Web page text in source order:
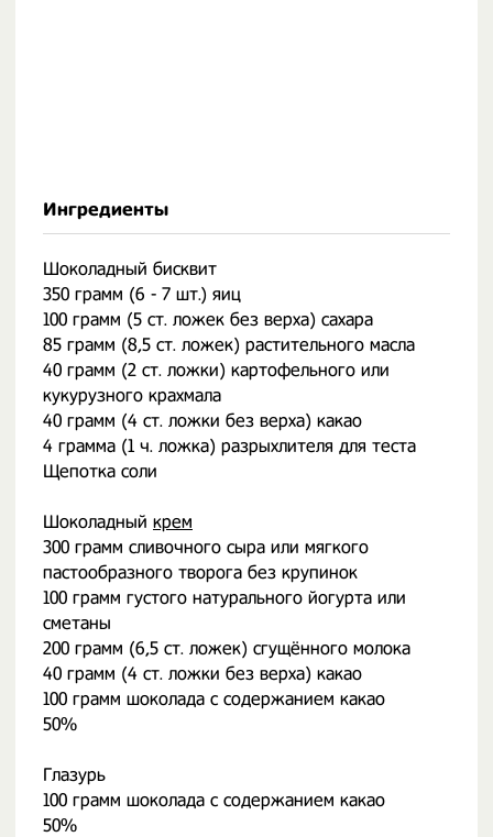
Ингредиенты
Шоколадный бисквит
350 грамм (6 - 7 шт.) яиц
100 грамм (5 ст. ложек без верха) сахара
85 грамм (8,5 ст. ложек) растительного масла
40 грамм (2 ст. ложки) картофельного или
кукурузного крахмала
40 грамм (4 ст. ложки без верха) какао
4 грамма (1 ч. ложка) разрыхлителя для теста
Щепотка соли
Шоколадный крем
300 грамм сливочного сыра или мягкого
пастообразного творога без крупинок
100 грамм густого натурального йогурта или
сметаны
200 грамм (6,5 ст. ложек) сгущённого молока
40 грамм (4 ст. ложки без верха) какао
100 грамм шоколада с содержанием какао
50%
Глазурь
100 грамм шоколада с содержанием какао
50%